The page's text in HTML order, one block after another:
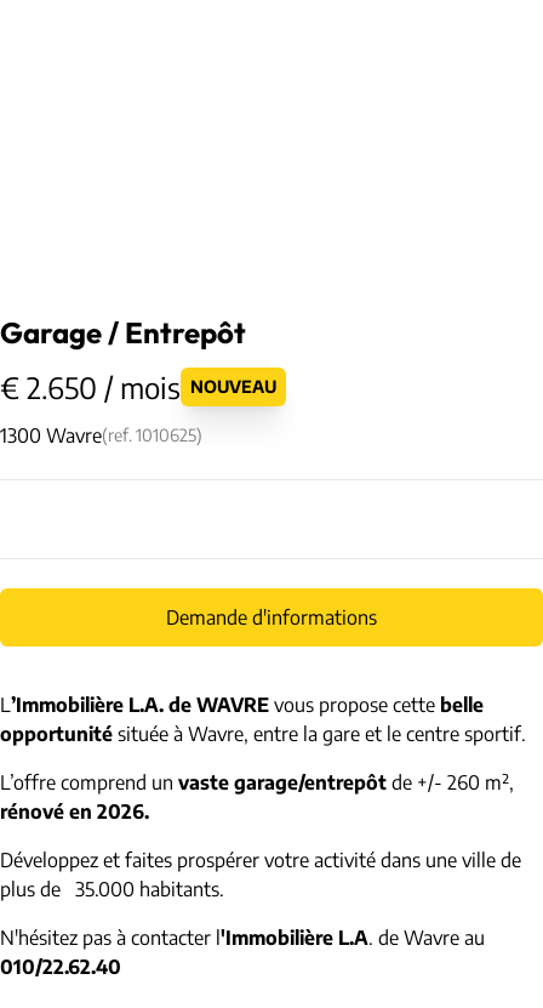
Garage / Entrepôt
€ 2.650 / mois NOUVEAU
1300 Wavre(ref. 1010625)
Demande d'informations
L’Immobilière L.A. de WAVRE vous propose cette belle
opportunité située à Wavre, entre la gare et le centre sportif.
L’offre comprend un vaste garage/entrepôt de +/- 260 m²,
rénové en 2026.
Développez et faites prospérer votre activité dans une ville de
plus de 35.000 habitants.
N'hésitez pas à contacter l 'Immobilière L.A. de Wavre au
010/22.62.40